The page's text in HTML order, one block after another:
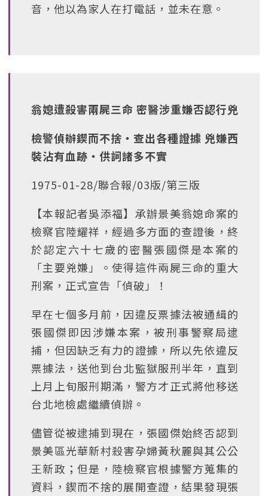
音，他以為家人在打電話，並未在意。
翁媳遭殺害兩屍三命 密醫涉重嫌否認行兇
檢警偵辦鍥而不捨‧查出各種證據 兇嫌西
裝沾有血跡‧供詞諸多不實
1975-01-28/聯合報/03版/第三版
【本報記者吳添福】承辦景美翁媳命案的
檢察官陸耀祥，經過多方面的查證後，終
於認定六十七歲的密醫張國傑是本案的
「主要兇嫌」。使得這件兩屍三命的重大
刑案，正式宣告「偵破」！
早在七個多月前，因違反票據法被通緝的
張國傑即因涉嫌本案，被刑事警察局逮
捕，但因缺乏有力的證據，所以先依違反
票據法，送他到台北監獄服刑半年，直到
上月上旬服刑期滿，警方才正式將他移送
台北地檢處繼續偵辦。
儘管從被逮捕到現在，張國傑始終否認到
景美區光華新村殺害孕婦黃秋麗與其公公
王新政；但是，陸檢察官根據警方蒐集的
資料，鍥而不捨的展開查證，結果發現張